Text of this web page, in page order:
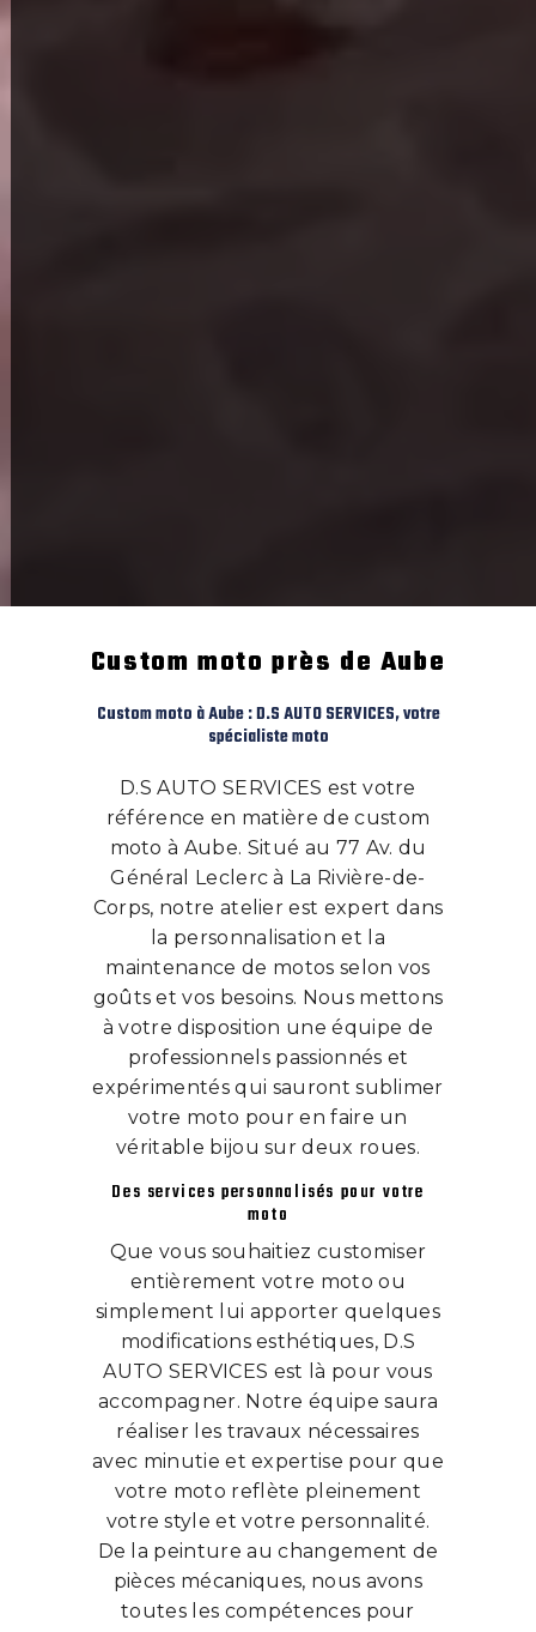
Custom moto près de Aube
Custom moto à Aube : D.S AUTO SERVICES, votre
spécialiste moto
D.S AUTO SERVICES est votre
référence en matière de custom
moto à Aube. Situé au 77 Av. du
Général Leclerc à La Rivière-de-
Corps, notre atelier est expert dans
la personnalisation et la
maintenance de motos selon vos
goûts et vos besoins. Nous mettons
à votre disposition une équipe de
professionnels passionnés et
expérimentés qui sauront sublimer
votre moto pour en faire un
véritable bijou sur deux roues.
Des services personnalisés pour votre
moto
Que vous souhaitiez customiser
entièrement votre moto ou
simplement lui apporter quelques
modifications esthétiques, D.S
AUTO SERVICES est là pour vous
accompagner. Notre équipe saura
réaliser les travaux nécessaires
avec minutie et expertise pour que
votre moto reflète pleinement
votre style et votre personnalité.
De la peinture au changement de
pièces mécaniques, nous avons
toutes les compétences pour